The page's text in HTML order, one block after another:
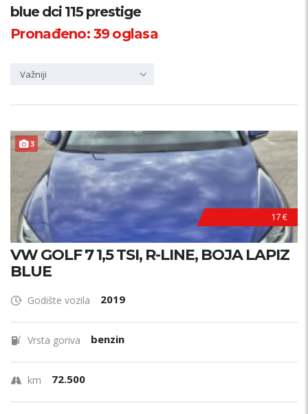
Županija
blue dci 115 prestige
Pronađeno:39oglasa
Važniji
3
17 €
VW GOLF 7 1,5 TSI, R-LINE, BOJA LAPIZ
BLUE
Godište vozila 2019
Vrsta goriva benzin
km 72.500